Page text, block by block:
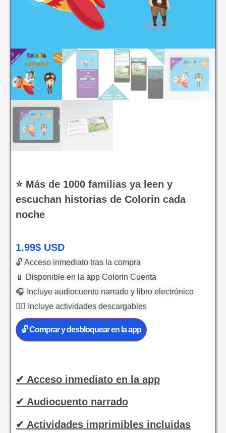
⭐ Más de 1000 familias ya leen y
escuchan historias de Colorin cada
noche
1.99$ USD
🔓 Acceso inmediato tras la compra
📱 Disponible en la app Colorin Cuenta
🎧 Incluye audiocuento narrado y libro electrónico
✍🏻 Incluye actividades descargables
🔓 Comprar y desbloquear en la app
✔ Acceso inmediato en la app
✔ Audiocuento narrado
✔ Actividades imprimibles incluidas